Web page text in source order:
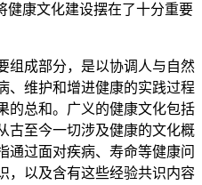
健康文化建设摆在了十分重要
组成部分，是以协调人与自然
、维护和增进健康的实践过程
的总和。广义的健康文化包括
古至今一切涉及健康的文化概
通过面对疾病、寿命等健康问
，以及含有这些经验共识内容